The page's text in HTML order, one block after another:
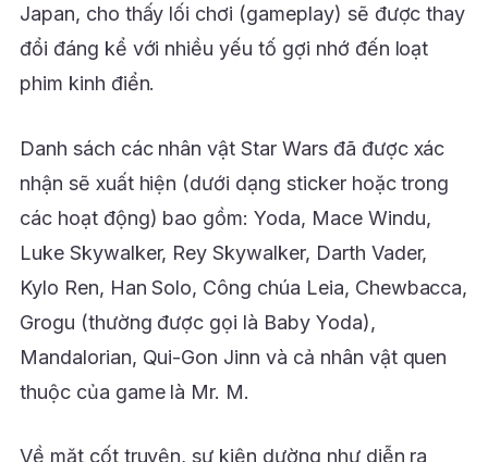
Japan, cho thấy lối chơi (gameplay) sẽ được thay
đổi đáng kể với nhiều yếu tố gợi nhớ đến loạt
phim kinh điển.
Danh sách các nhân vật Star Wars đã được xác
nhận sẽ xuất hiện (dưới dạng sticker hoặc trong
các hoạt động) bao gồm: Yoda, Mace Windu,
Luke Skywalker, Rey Skywalker, Darth Vader,
Kylo Ren, Han Solo, Công chúa Leia, Chewbacca,
Grogu (thường được gọi là Baby Yoda),
Mandalorian, Qui-Gon Jinn và cả nhân vật quen
thuộc của game là Mr. M.
Về mặt cốt truyện, sự kiện dường như diễn ra